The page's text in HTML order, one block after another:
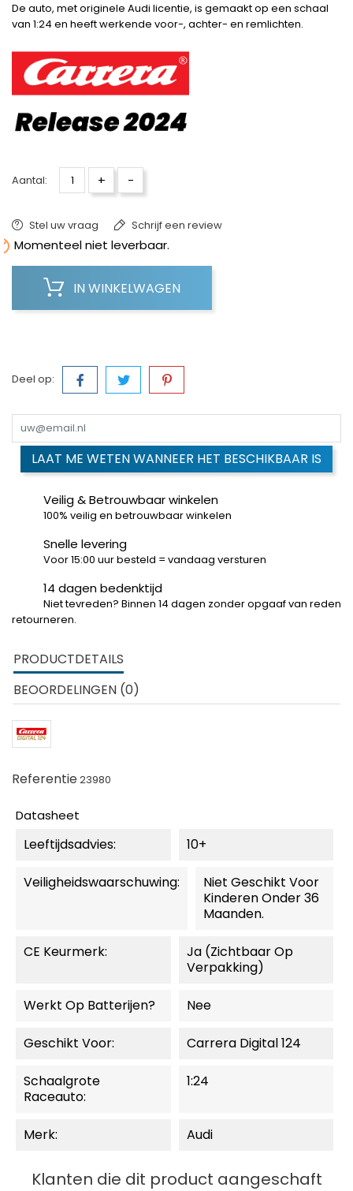
De auto, met originele Audi licentie, is gemaakt op een schaal
van 1:24 en heeft werkende voor-, achter- en remlichten.
Aantal: + -
Stel uw vraag Schrijf een review
Momenteel niet leverbaar.
IN WINKELWAGEN
Deel op:
LAAT ME WETEN WANNEER HET BESCHIKBAAR IS
Veilig & Betrouwbaar winkelen
100% veilig en betrouwbaar winkelen
Snelle levering
Voor 15:00 uur besteld = vandaag versturen
14 dagen bedenktijd
Niet tevreden? Binnen 14 dagen zonder opgaaf van reden
retourneren.
PRODUCTDETAILS
BEOORDELINGEN (0)
Referentie23980
Datasheet
Leeftijdsadvies: 10+
Veiligheidswaarschuwing:
Niet Geschikt Voor
Kinderen Onder 36
Maanden.
CE Keurmerk:
Ja (zichtbaar Op
Verpakking)
Werkt Op Batterijen? Nee
Geschikt Voor: Carrera Digital 124
Schaalgrote
Raceauto:
1:24
Merk: Audi
Klanten die dit product aangeschaft